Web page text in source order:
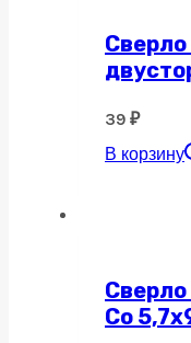
39 ₽
В корзину
Сверло
Co